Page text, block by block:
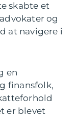
skabte et
og
at navigere i
en
finansfolk,
er blevet